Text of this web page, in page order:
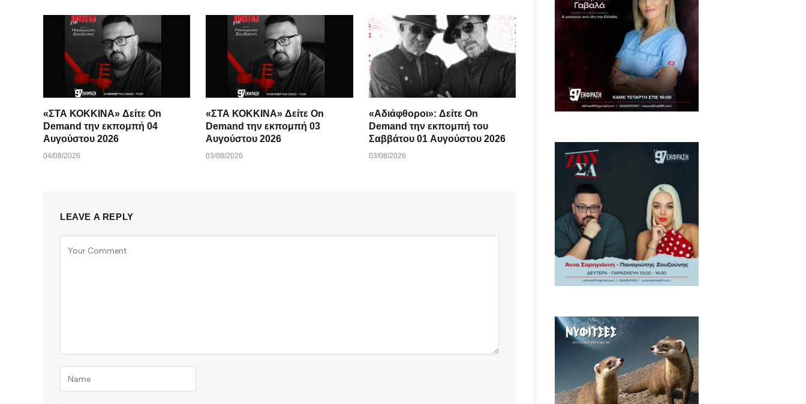
«ΣΤΑ ΚΟΚΚΙΝΑ» Δείτε On
Demand την εκπομπή 04
Αυγούστου 2026
04/08/2026
«ΣΤΑ ΚΟΚΚΙΝΑ» Δείτε On
Demand την εκπομπή 03
Αυγούστου 2026
03/08/2026
«Αδιάφθοροι»: Δείτε On
Demand την εκπομπή του
Σαββάτου 01 Αυγούστου 2026
03/08/2026
LEAVE A REPLY